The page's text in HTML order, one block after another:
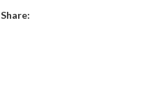
Share: